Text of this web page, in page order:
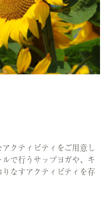
クティビティをご用意し
で行うサップヨガや、キ
なすアクティビティを存